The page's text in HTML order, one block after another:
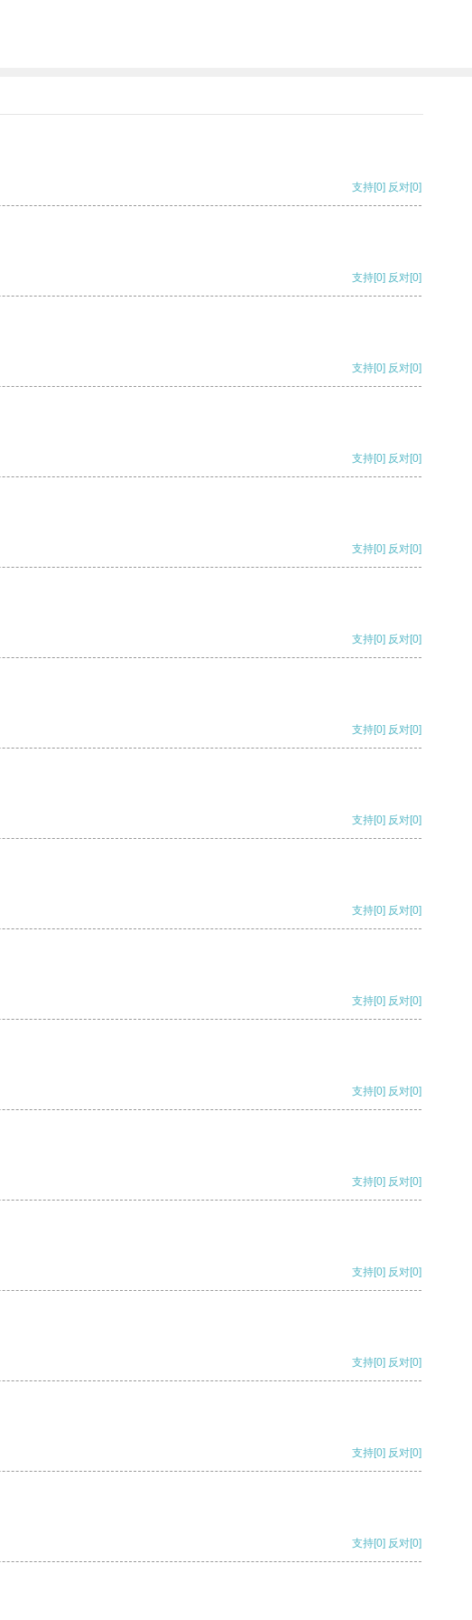
支持[0] 反对[0]
支持[0] 反对[0]
支持[0] 反对[0]
支持[0] 反对[0]
支持[0] 反对[0]
支持[0] 反对[0]
支持[0] 反对[0]
支持[0] 反对[0]
支持[0] 反对[0]
支持[0] 反对[0]
支持[0] 反对[0]
支持[0] 反对[0]
支持[0] 反对[0]
支持[0] 反对[0]
支持[0] 反对[0]
支持[0] 反对[0]